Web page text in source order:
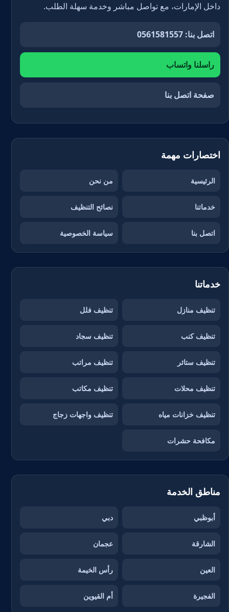
داخل الإمارات، مع تواصل مباشر وخدمة سهلة الطلب.
اتصل بنا: 0561581557
راسلنا واتساب
صفحة اتصل بنا
اختصارات مهمة
الرئيسية من نحن
خدماتنا نصائح التنظيف
اتصل بنا سياسة الخصوصية
خدماتنا
تنظيف منازل تنظيف فلل
تنظيف كنب تنظيف سجاد
تنظيف ستائر تنظيف مراتب
تنظيف محلات تنظيف مكاتب
تنظيف خزانات مياه تنظيف واجهات زجاج
مكافحة حشرات
مناطق الخدمة
أبوظبي دبي
الشارقة عجمان
العين رأس الخيمة
الفجيرة أم القيوين